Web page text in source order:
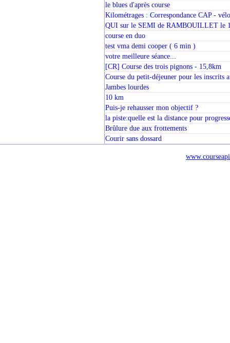
le blues d'après course
Kilométrages : Correspondance CAP - vélo
QUI sur le SEMI de RAMBOUILLET le
course en duo
test vma demi cooper ( 6 min )
votre meilleure séance...
[CR] Course des trois pignons - 15,8km
Course du petit-déjeuner pour les inscrits
Jambes lourdes
10 km
Puis-je rehausser mon objectif ?
la piste:quelle est la distance pour
Brûlure due aux frottements
Courir sans dossard